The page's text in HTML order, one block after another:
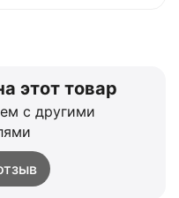
этот товар
с другими